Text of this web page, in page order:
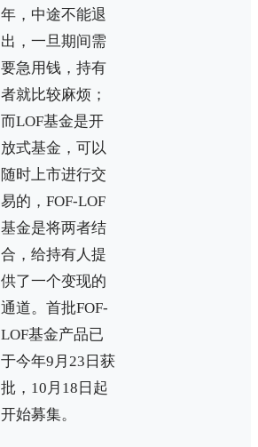
年，中途不能退
出，一旦期间需
要急用钱，持有
者就比较麻烦；
而LOF基金是开
放式基金，可以
随时上市进行交
易的，FOF-LOF
基金是将两者结
合，给持有人提
供了一个变现的
通道。首批FOF-
LOF基金产品已
于今年9月23日获
批，10月18日起
开始募集。